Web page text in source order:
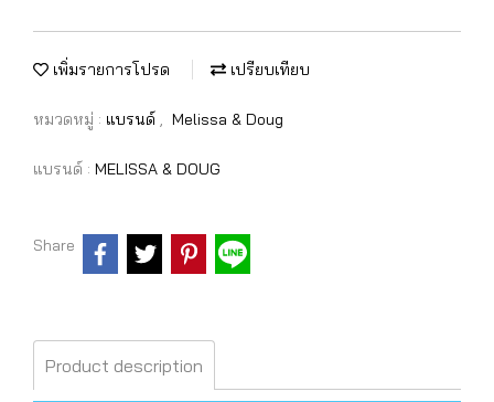
เพิ่มรายการโปรด เปรียบเทียบ
หมวดหมู่ : แบรนด์ , Melissa & Doug
แบรนด์ : MELISSA & DOUG
Share
Product description